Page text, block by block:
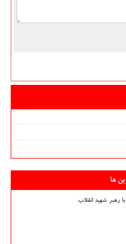
ها
رهبر شهید انقلاب